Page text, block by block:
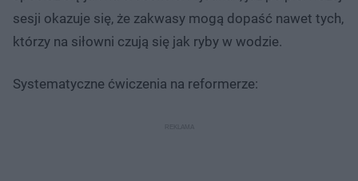
sesji okazuje się, że zakwasy mogą dopaść nawet tych,
którzy na siłowni czują się jak ryby w wodzie.
Systematyczne ćwiczenia na reformerze: